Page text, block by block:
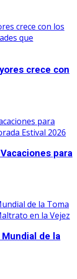
crece con
para
de la